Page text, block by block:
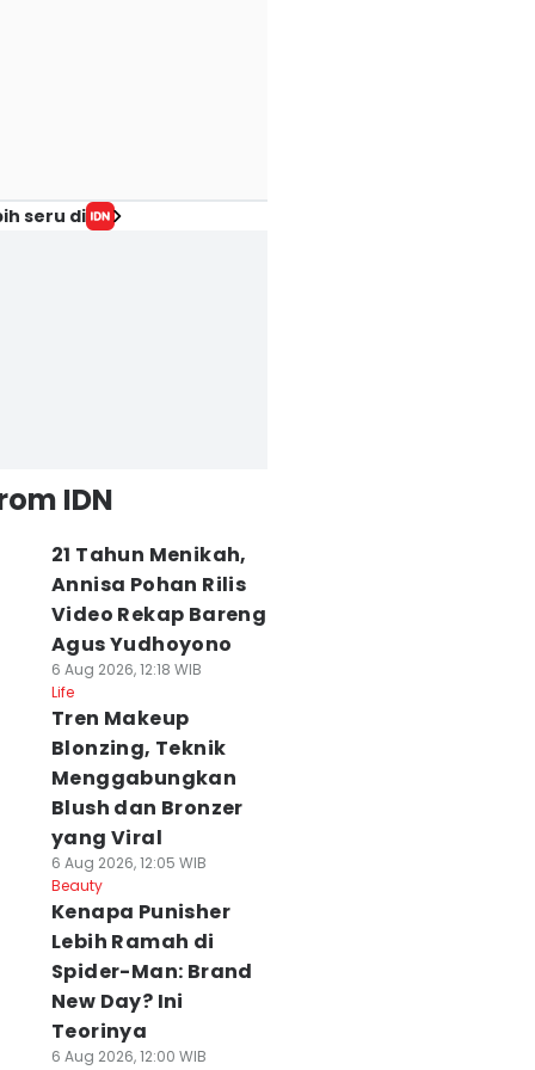
seru di
IDN
21 Tahun Menikah,
Annisa Pohan Rilis
Video Rekap Bareng
Agus Yudhoyono
6 Aug 2026, 12:18 WIB
Life
Tren Makeup
Blonzing, Teknik
Menggabungkan
Blush dan Bronzer
yang Viral
6 Aug 2026, 12:05 WIB
Beauty
Kenapa Punisher
Lebih Ramah di
Spider-Man: Brand
New Day? Ini
Teorinya
6 Aug 2026, 12:00 WIB